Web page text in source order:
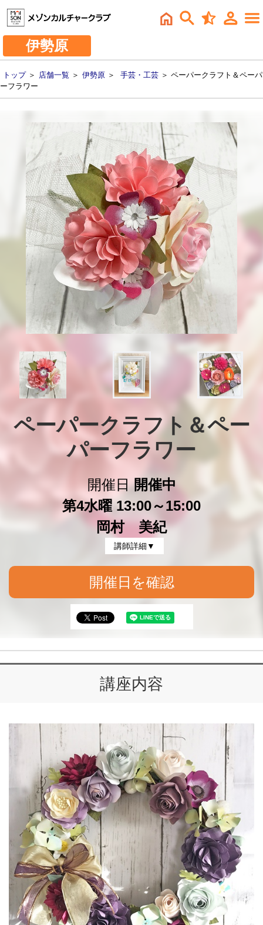
伊勢原
トップ＞ 店舗一覧 ＞ 伊勢原 ＞ 手芸・工芸 ＞ ペーパークラフト＆ペーパ
ーフラワー
ペーパークラフト＆ペー
パーフラワー
開催日開催中
第4水曜 13:00～15:00
岡村 美紀
講師詳細▼
開催日を確認
講座内容